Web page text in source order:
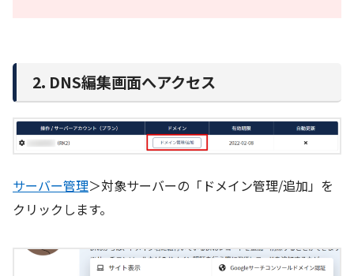
2. DNS編集画面へアクセス
サーバー管理＞対象サーバーの「ドメイン管理/追加」を
クリックします。